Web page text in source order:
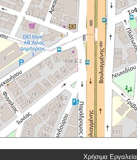
Χρήσιμα Εργαλεία